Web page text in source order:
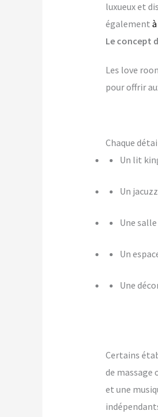
luxueux et
également
Le concept
Les love
pour offrir
Chaque
Un lit
Un
Une
Un
Une
Certains
de massage
et une